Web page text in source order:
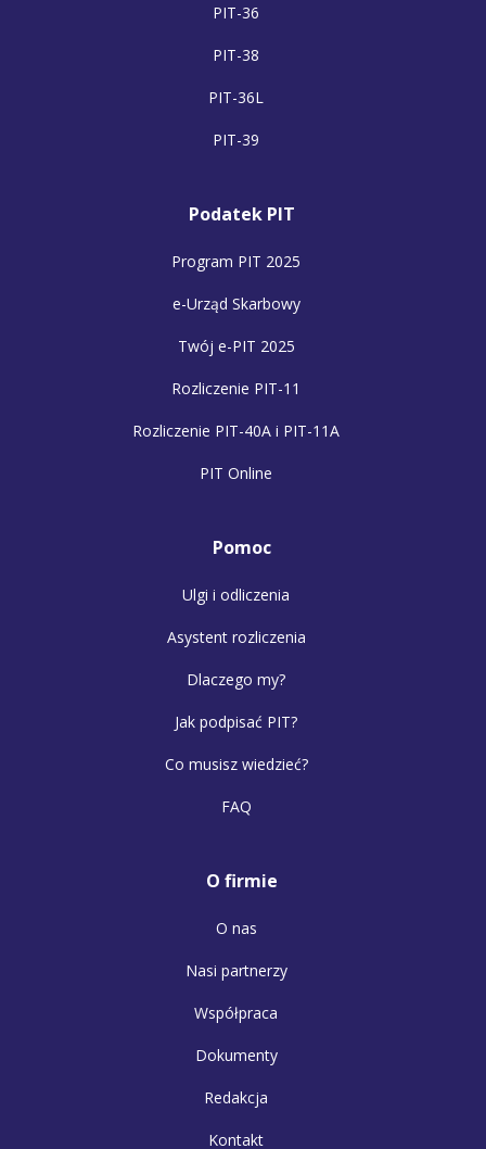
PIT-36
PIT-38
PIT-36L
PIT-39
Podatek PIT
Program PIT 2025
e-Urząd Skarbowy
Twój e-PIT 2025
Rozliczenie PIT-11
Rozliczenie PIT-40A i PIT-11A
PIT Online
Pomoc
Ulgi i odliczenia
Asystent rozliczenia
Dlaczego my?
Jak podpisać PIT?
Co musisz wiedzieć?
FAQ
O firmie
O nas
Nasi partnerzy
Współpraca
Dokumenty
Redakcja
Kontakt